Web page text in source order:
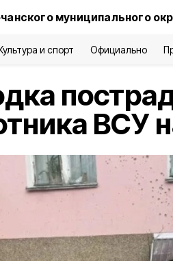
муниципального
и спорт Официально
ВСУ